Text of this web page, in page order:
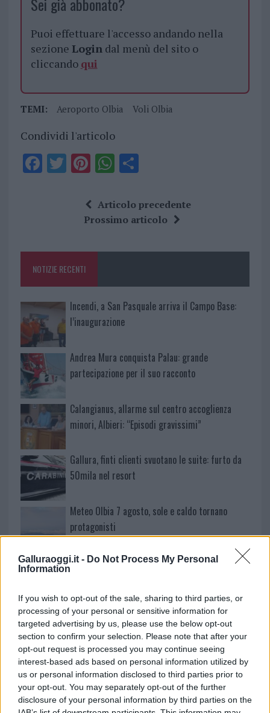
Galluraoggi.it - Do Not Process My Personal
Information
If you wish to opt-out of the sale, sharing to third parties, or
processing of your personal or sensitive information for
targeted advertising by us, please use the below opt-out
section to confirm your selection. Please note that after your
opt-out request is processed you may continue seeing
interest-based ads based on personal information utilized by
us or personal information disclosed to third parties prior to
your opt-out. You may separately opt-out of the further
disclosure of your personal information by third parties on the
Sei già abbonato?
Puoi effettuare l'accesso andando nella
sezione Logindal menù del sito o
cliccando qui
TEMI: Aeroporto Olbia Voli Olbia
Condividi l'articolo
F
o
k
T Pi
te
re
W
at
s
p
S
a
re
Articolo precedente
Prossimo articolo
NOTIZIE RECENTI
Incendi, a San Pasquale arriva il Campo Base:
l’inaugurazione
Andrea Mura conquista Palau: grande
partecipazione per il suo racconto
Calangianus, allarme sul centro accoglienza
minori, Albieri: “Episodi gravissimi”
Gallura, finti clienti svuotano le suite: furto da
50mila nel resort
Meteo Olbia 7 agosto, sole e caldo tornano
protagonisti
Test tunnel Olbia: rampe chiuse ancora fino a
Aggius conquista la classifica delle mete più
amate dell’estate 2026